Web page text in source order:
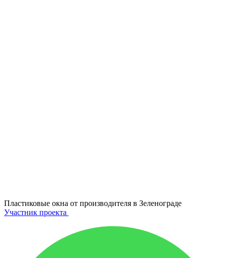
Пластиковые окна от производителя в Зеленограде
Участник проекта